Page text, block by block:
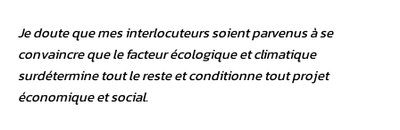
Je doute que mes interlocuteurs soient parvenus à se
convaincre que le facteur écologique et climatique
surdétermine tout le reste et conditionne tout projet
économique et social.